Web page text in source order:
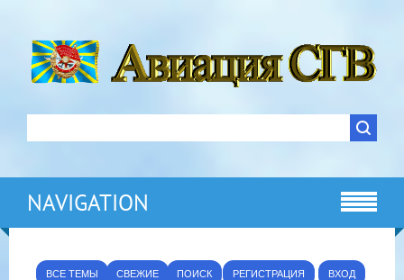
NAVIGATION
ВСЕ ТЕМЫ СВЕЖИЕ ПОИСК РЕГИСТРАЦИЯ ВХОД